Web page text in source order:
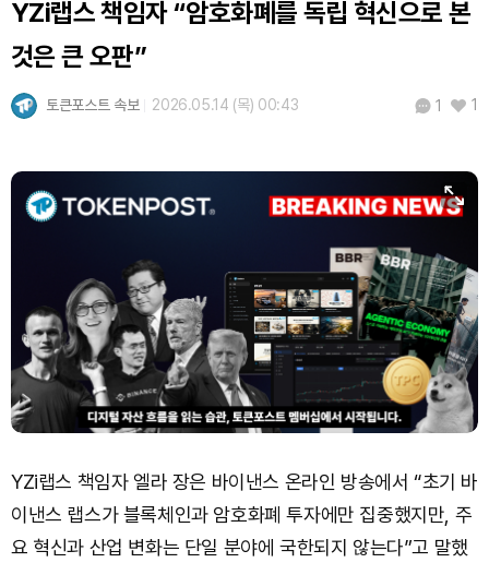
YZi랩스 책임자 “암호화폐를 독립 혁신으로 본
것은 큰 오판”
토큰포스트 속보 2026.05.14 (목) 00:43 1 1
YZi랩스 책임자 엘라 장은 바이낸스 온라인 방송에서 “초기 바
이낸스 랩스가 블록체인과 암호화폐 투자에만 집중했지만, 주
요 혁신과 산업 변화는 단일 분야에 국한되지 않는다”고 말했